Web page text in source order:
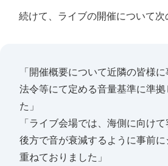
続けて、ライブの開催について次
「開催概要について近隣の皆様に
法令等にて定める音量基準に準
た」
「ライブ会場では、海側に向け
後方で音が衰減するように事前
重ねておりました」